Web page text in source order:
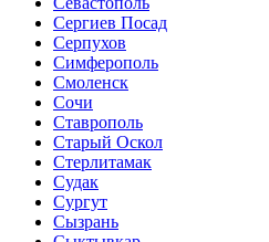
Сергиев Посад
Серпухов
Симферополь
Смоленск
Сочи
Ставрополь
Старый Оскол
Стерлитамак
Судак
Сургут
Сызрань